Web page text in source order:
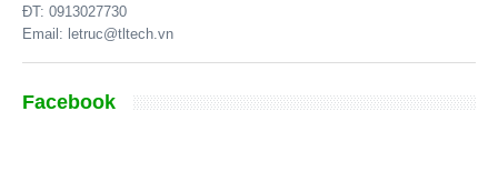
ĐT: 0913027730
Email: letruc@tltech.vn
Facebook